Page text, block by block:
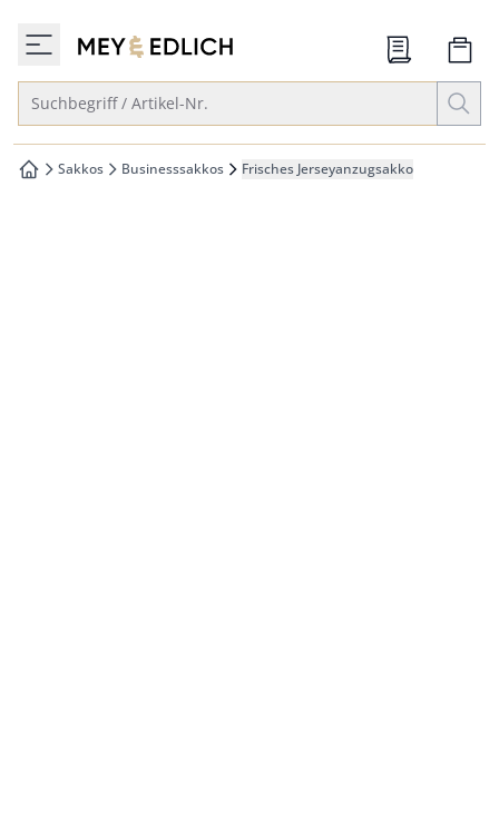
springen
springen
zur Startseite
Suchbegriff / Artikel-Nr.
zur Startseite
Sakkos Businesssakkos Frisches Jerseyanzugsakko